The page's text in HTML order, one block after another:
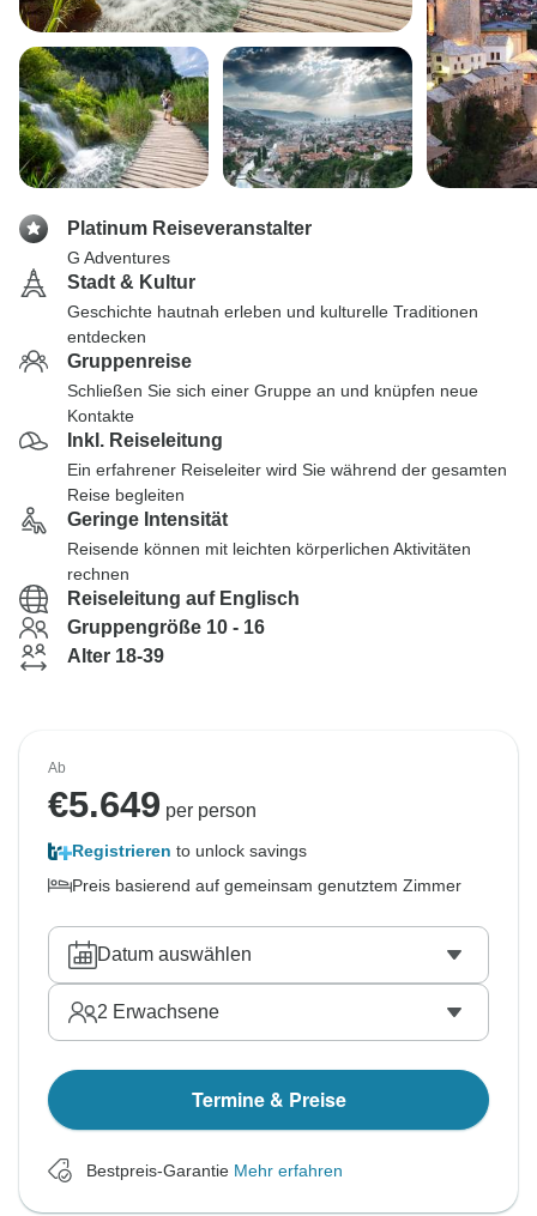
Platinum Reiseveranstalter
G Adventures
Stadt & Kultur
Geschichte hautnah erleben und kulturelle Traditionen
entdecken
Gruppenreise
Schließen Sie sich einer Gruppe an und knüpfen neue
Kontakte
Inkl. Reiseleitung
Ein erfahrener Reiseleiter wird Sie während der gesamten
Reise begleiten
Geringe Intensität
Reisende können mit leichten körperlichen Aktivitäten
rechnen
Reiseleitung auf Englisch
Gruppengröße 10 - 16
Alter 18-39
Ab
€5.649 per person
Registrieren to unlock savings
Preis basierend auf gemeinsam genutztem Zimmer
Datum auswählen
2 Erwachsene
Termine & Preise
Bestpreis-Garantie Mehr erfahren